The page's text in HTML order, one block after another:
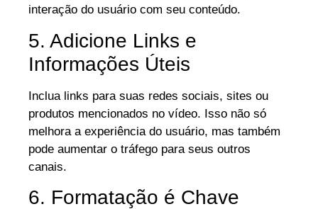
interação do usuário com seu conteúdo.
5. Adicione Links e
Informações Úteis
Inclua links para suas redes sociais, sites ou
produtos mencionados no vídeo. Isso não só
melhora a experiência do usuário, mas também
pode aumentar o tráfego para seus outros
canais.
6. Formatação é Chave